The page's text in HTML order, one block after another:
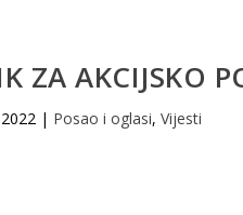
ZA AKCIJSKO
| Posao i oglasi,Vijesti